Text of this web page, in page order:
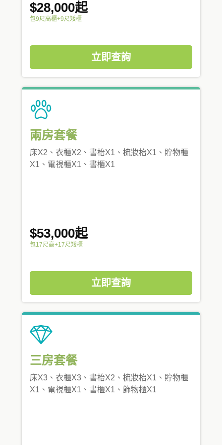
$28,000起
包9尺高櫃+9尺矮櫃
立即查詢
兩房套餐
床X2、衣櫃X2、書枱X1、梳妝枱X1、貯物櫃
X1、電視櫃X1、書櫃X1
$53,000起
包17尺高+17尺矮櫃
立即查詢
三房套餐
床X3、衣櫃X3、書枱X2、梳妝枱X1、貯物櫃
X1、電視櫃X1、書櫃X1、飾物櫃X1